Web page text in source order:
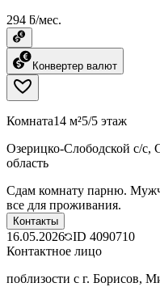
294 ƃ/мес.
Конвертер валют
Комната14 м²5/5 этаж
Озерицко-Слободской с/
область
Сдам комнату парню.
все для проживания.
Контакты
16.05.2026 ID 4090710
Контактное лицо
поблизости с г. Борисов,